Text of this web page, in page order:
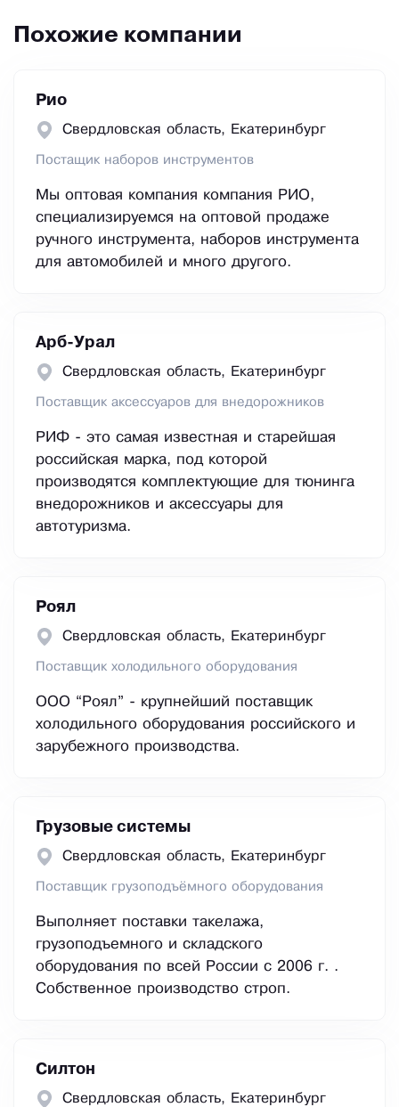
Похожие компании
Рио
Свердловская область, Екатеринбург
Постащик наборов инструментов
Мы оптовая компания компания РИО,
специализируемся на оптовой продаже
ручного инструмента, наборов инструмента
для автомобилей и много другого.
Арб-Урал
Свердловская область, Екатеринбург
Поставщик аксессуаров для внедорожников
РИФ - это самая известная и старейшая
российская марка, под которой
производятся комплектующие для тюнинга
внедорожников и аксессуары для
автотуризма.
Роял
Свердловская область, Екатеринбург
Поставщик холодильного оборудования
ООО “Роял” - крупнейший поставщик
холодильного оборудования российского и
зарубежного производства.
Грузовые системы
Свердловская область, Екатеринбург
Поставщик грузоподъёмного оборудования
Выполняет поставки такелажа,
грузоподъемного и складского
оборудования по всей России с 2006 г. .
Собственное производство строп.
Силтон
Свердловская область, Екатеринбург